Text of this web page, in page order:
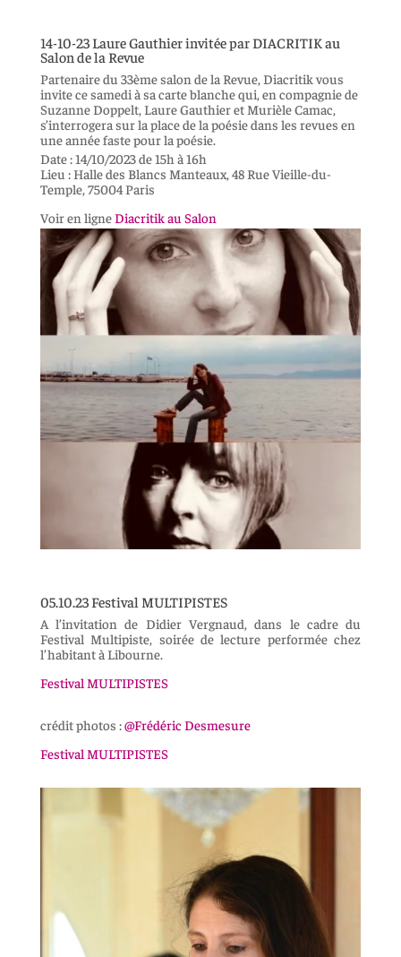
14-10-23 Laure Gauthier invitée par DIACRITIK au
Salon de la Revue
Partenaire du 33ème salon de la Revue, Diacritik vous
invite ce samedi à sa carte blanche qui, en compagnie de
Suzanne Doppelt, Laure Gauthier et Murièle Camac,
s’interrogera sur la place de la poésie dans les revues en
une année faste pour la poésie.
Date : 14/10/2023 de 15h à 16h
Lieu : Halle des Blancs Manteaux, 48 Rue Vieille-du-
Temple, 75004 Paris
Voir en ligneDiacritik au Salon
05.10.23 Festival MULTIPISTES
A l’invitation de Didier Vergnaud, dans le cadre du
Festival Multipiste, soirée de lecture performée chez
l’habitant à Libourne.
Festival MULTIPISTES
crédit photos :@Frédéric Desmesure
Festival MULTIPISTES